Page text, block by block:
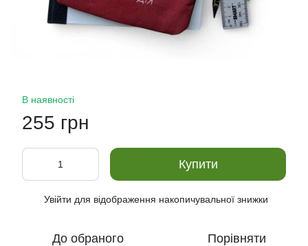
В наявності
255 грн
Купити
Увійти для відображення накопичувальної знижки
До обраного Порівняти